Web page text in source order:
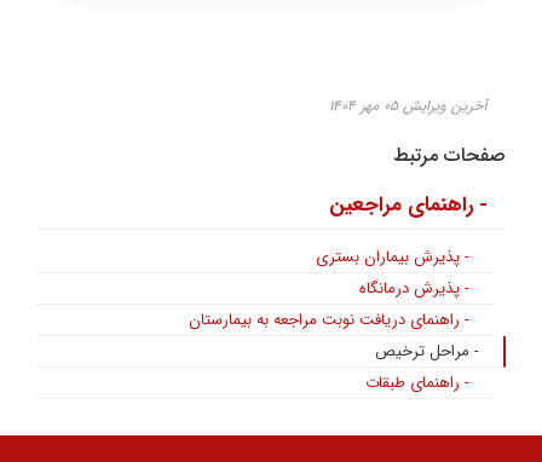
آخرین ویرایش ۰۵ مهر ۱۴۰۴
صفحات مرتبط
- راهنمای مراجعین
- پذیرش بیماران بستری
- پذیرش درمانگاه
- راهنمای دریافت نوبت مراجعه به بیمارستان
- مراحل ترخیص
- راهنمای طبقات